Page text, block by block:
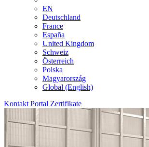
EN
Deutschland
France
España
United Kingdom
Schweiz
Österreich
Polska
Magyarország
Global (English)
Kontakt Portal Zertifikate